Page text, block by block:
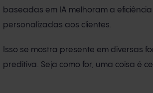
baseadas em IA melhoram a
personalizadas aos clientes.
Isso se mostra presente em diversas
preditiva. Seja como for, uma coisa é